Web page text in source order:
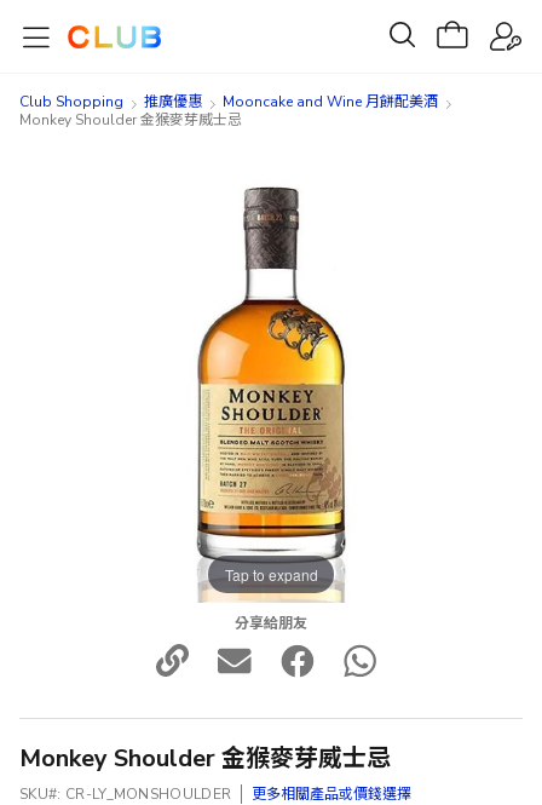
Club Shopping 推廣優惠
Mooncake and Wine 月餅配美酒
Monkey Shoulder 金猴麥芽威士忌
Tap to expand
分享給朋友
Monkey Shoulder 金猴麥芽威士忌
SKU CR-LY_MONSHOULDER
更多相關產品或價錢選擇